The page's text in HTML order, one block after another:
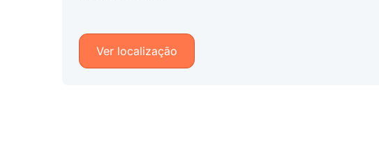
Ver localização